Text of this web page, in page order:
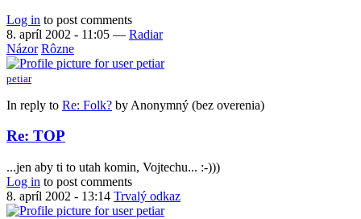
Log in to post comments
8. apríl 2002 - 11:05 — Radiar
Názor Rôzne
petiar
In reply to Re: Folk? by Anonymný (bez overenia)
Re: TOP
...jen aby ti to utah komin, Vojtechu... :-)))
Log in to post comments
8. apríl 2002 - 13:14 Trvalý odkaz